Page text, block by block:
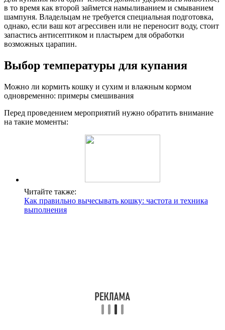
в то время как второй займется намыливанием и смыванием
шампуня. Владельцам не требуется специальная подготовка,
однако, если ваш кот агрессивен или не переносит воду, стоит
запастись антисептиком и пластырем для обработки
возможных царапин.
Выбор температуры для купания
Можно ли кормить кошку и сухим и влажным кормом
одновременно: примеры смешивания
Перед проведением мероприятий нужно обратить внимание
на такие моменты:
Читайте также:
Как правильно вычесывать кошку: частота и техника
выполнения